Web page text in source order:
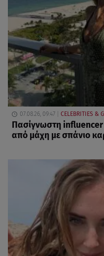
07.08.26, 09:47 CELEBRITIES &
Πασίγνωστη
από μάχη με σπάνιο